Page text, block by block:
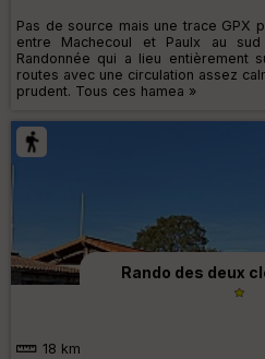
Pas de source mais une trace GPX
entre Machecoul et Paulx au
Randonnée qui a lieu entièrement
routes avec une circulation assez
prudent. Tous ces hamea »
Rando des deux
18 km